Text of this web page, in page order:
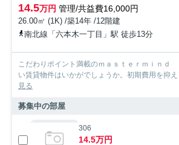
14.5万円 管理/共益費16,000円
26.00㎡ (1K) /築14年 /12階建
南北線「六本木一丁目」駅 徒歩13分
こだわりポイント満載のｍａｓｔｅｒｍｉｎｄ
い賃貸物件はいかがでしょうか。初期費用を抑え
見る
募集中の部屋
306
14.5万円